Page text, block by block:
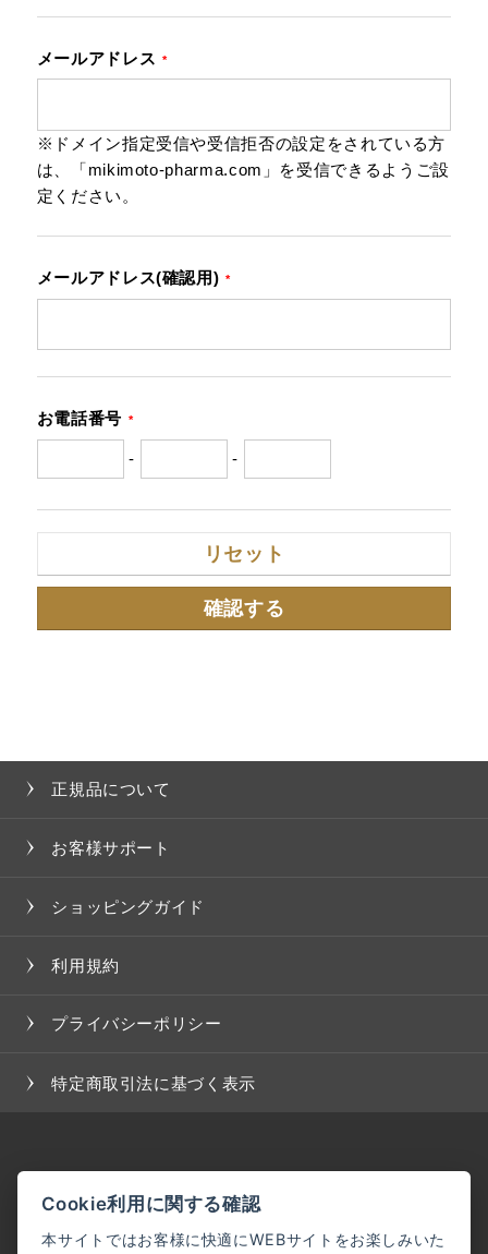
メールアドレス *
※ドメイン指定受信や受信拒否の設定をされている方
は、「mikimoto-pharma.com」を受信できるようご設
定ください。
メールアドレス(確認用) *
お電話番号 *
- -
リセット
確認する
正規品について
お客様サポート
ショッピングガイド
利用規約
プライバシーポリシー
特定商取引法に基づく表示
Cookie利用に関する確認
本サイトではお客様に快適にWEBサイトをお楽しみいた